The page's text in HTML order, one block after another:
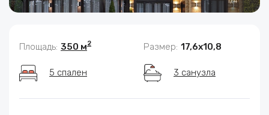
Площадь: 350 м2 Размер: 17,6x10,8
5 спален 3 санузла